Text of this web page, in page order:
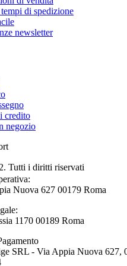
di spedizione
newsletter
credito
negozio
Tutti i diritti riservati
Nuova 627 00179 Roma
1170 00189 Roma
SRL - Via Appia Nuova 627,